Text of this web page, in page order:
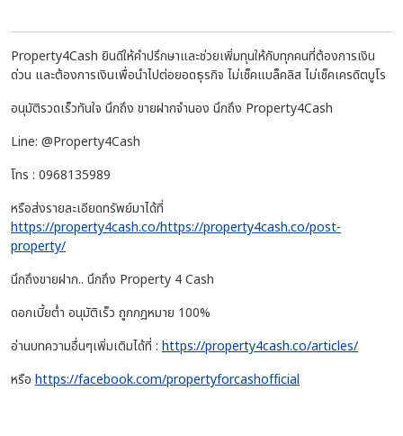
Property4Cash ยินดีให้คำปรึกษาและช่วยเพิ่มทุนให้กับทุกคนที่ต้องการเงิน
ด่วน และต้องการเงินเพื่อนำไปต่อยอดธุรกิจ ไม่เช็คแบล็คลิส ไม่เช็คเครดิตบูโร
อนุมัติรวดเร็วทันใจ นึกถึง ขายฝากจำนอง นึกถึง Property4Cash
Line: @Property4Cash
โทร : 0968135989
หรือส่งรายละเอียดทรัพย์มาได้ที่
https://property4cash.co/https://property4cash.co/post-
property/
นึกถึงขายฝาก.. นึกถึง Property 4 Cash
ดอกเบี้ยต่ำ อนุมัติเร็ว ถูกกฎหมาย 100%
อ่านบทความอื่นๆเพิ่มเติมได้ที่ : https://property4cash.co/articles/
หรือ https://facebook.com/propertyforcashofficial